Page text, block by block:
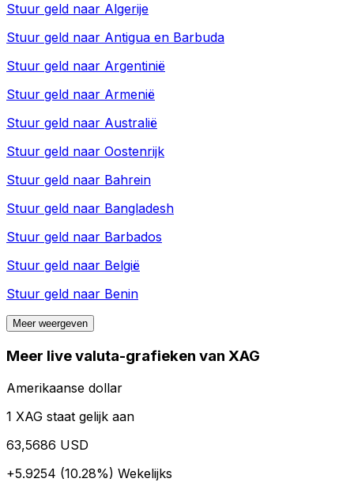
Stuur geld naar Algerije
Stuur geld naar Antigua en Barbuda
Stuur geld naar Argentinië
Stuur geld naar Armenië
Stuur geld naar Australië
Stuur geld naar Oostenrijk
Stuur geld naar Bahrein
Stuur geld naar Bangladesh
Stuur geld naar Barbados
Stuur geld naar België
Stuur geld naar Benin
Meer weergeven
Meer live valuta-grafieken van XAG
Amerikaanse dollar
1 XAG staat gelijk aan
63,5686 USD
+5.9254 (10.28%) Wekelijks